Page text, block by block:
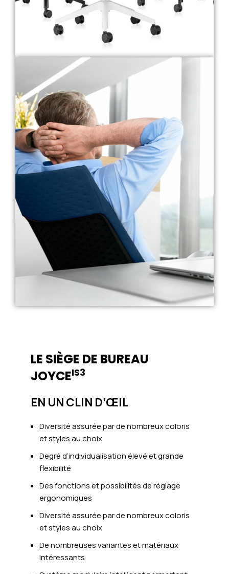
LE SIÈGE DE BUREAU
JOYCEIS3
EN UN CLIN D’ŒIL
Diversité assurée par de nombreux coloris
et styles au choix
Degré d’individualisation élevé et grande
flexibilité
Des fonctions et possibilités de réglage
ergonomiques
Diversité assurée par de nombreux coloris
et styles au choix
De nombreuses variantes et matériaux
intéressants